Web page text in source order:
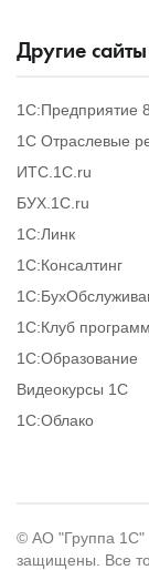
Другие
1С:Предприятие 8
1С Отраслевые
ИТС.1C.ru
БУХ.1С.ru
1С:Линк
1С:Консалтинг
1С:Клуб
1С:Образование
Видеокурсы 1С
1С:Облако
© АО "Группа 1С"
защищены. Все